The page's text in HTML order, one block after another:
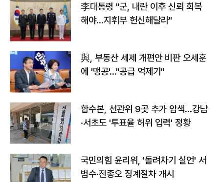
李대통령 "군, 내란 이후 신뢰 회복
해야…지휘부 헌신해달라"
與, 부동산 세제 개편안 비판 오세훈
에 '맹공'…"공급 억제기"
합수본, 선관위 9곳 추가 압색…강남
·서초도 '투표율 허위 입력' 정황
국민의힘 윤리위, '돌려차기 실언' 서
범수·진종오 징계절차 개시